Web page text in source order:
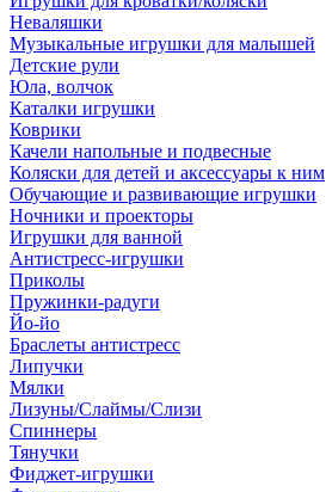
Неваляшки
Музыкальные игрушки для малышей
Детские рули
Юла, волчок
Каталки игрушки
Коврики
Качели напольные и подвесные
Коляски для детей и аксессуары к ним
Обучающие и развивающие игрушки
Ночники и проекторы
Игрушки для ванной
Антистресс-игрушки
Приколы
Пружинки-радуги
Йо-йо
Браслеты антистресс
Липучки
Мялки
Лизуны/Слаймы/Слизи
Спиннеры
Тянучки
Фиджет-игрушки